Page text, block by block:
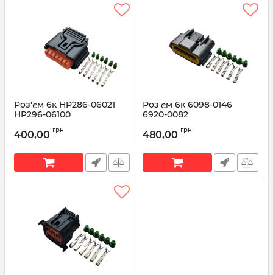
Роз'єм 6к HP286-06021
HP296-06100
400,00 грн
Роз'єм 6к 6098-0146
6920-0082
480,00 грн